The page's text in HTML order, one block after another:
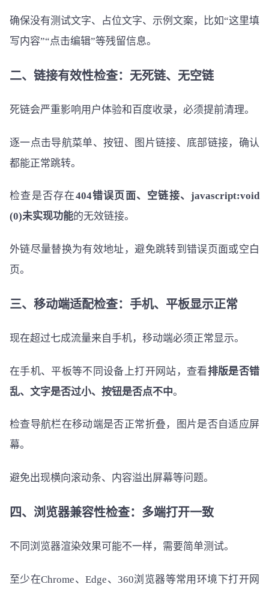
确保没有测试文字、占位文字、示例文案，比如“这里填
写内容”“点击编辑”等残留信息。
二、链接有效性检查：无死链、无空链
死链会严重影响用户体验和百度收录，必须提前清理。
逐一点击导航菜单、按钮、图片链接、底部链接，确认
都能正常跳转。
检查是否存在404错误页面、空链接、javascript:void
(0)未实现功能的无效链接。
外链尽量替换为有效地址，避免跳转到错误页面或空白
页。
三、移动端适配检查：手机、平板显示正常
现在超过七成流量来自手机，移动端必须正常显示。
在手机、平板等不同设备上打开网站，查看排版是否错
乱、文字是否过小、按钮是否点不中。
检查导航栏在移动端是否正常折叠，图片是否自适应屏
幕。
避免出现横向滚动条、内容溢出屏幕等问题。
四、浏览器兼容性检查：多端打开一致
不同浏览器渲染效果可能不一样，需要简单测试。
至少在Chrome、Edge、360浏览器等常用环境下打开网